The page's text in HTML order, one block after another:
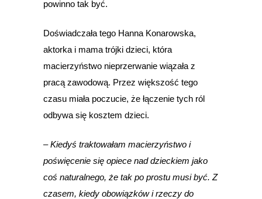
powinno tak być.
Doświadczała tego Hanna Konarowska,
aktorka i mama trójki dzieci, która
macierzyństwo nieprzerwanie wiązała z
pracą zawodową. Przez większość tego
czasu miała poczucie, że łączenie tych ról
odbywa się kosztem dzieci.
–Kiedyś traktowałam macierzyństwo i
poświęcenie się opiece nad dzieckiem jako
coś naturalnego, że tak po prostu musi być. Z
czasem, kiedy obowiązków i rzeczy do